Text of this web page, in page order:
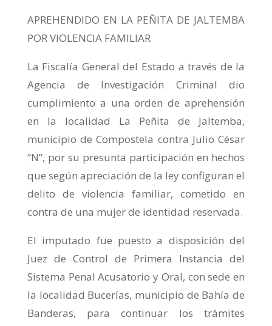
APREHENDIDO EN LA PEÑITA DE JALTEMBA
POR VIOLENCIA FAMILIAR
La Fiscalía General del Estado a través de la
Agencia de Investigación Criminal dio
cumplimiento a una orden de aprehensión
en la localidad La Peñita de Jaltemba,
municipio de Compostela contra Julio César
“N”, por su presunta participación en hechos
que según apreciación de la ley configuran el
delito de violencia familiar, cometido en
contra de una mujer de identidad reservada.
El imputado fue puesto a disposición del
Juez de Control de Primera Instancia del
Sistema Penal Acusatorio y Oral, con sede en
la localidad Bucerías, municipio de Bahía de
Banderas, para continuar los trámites